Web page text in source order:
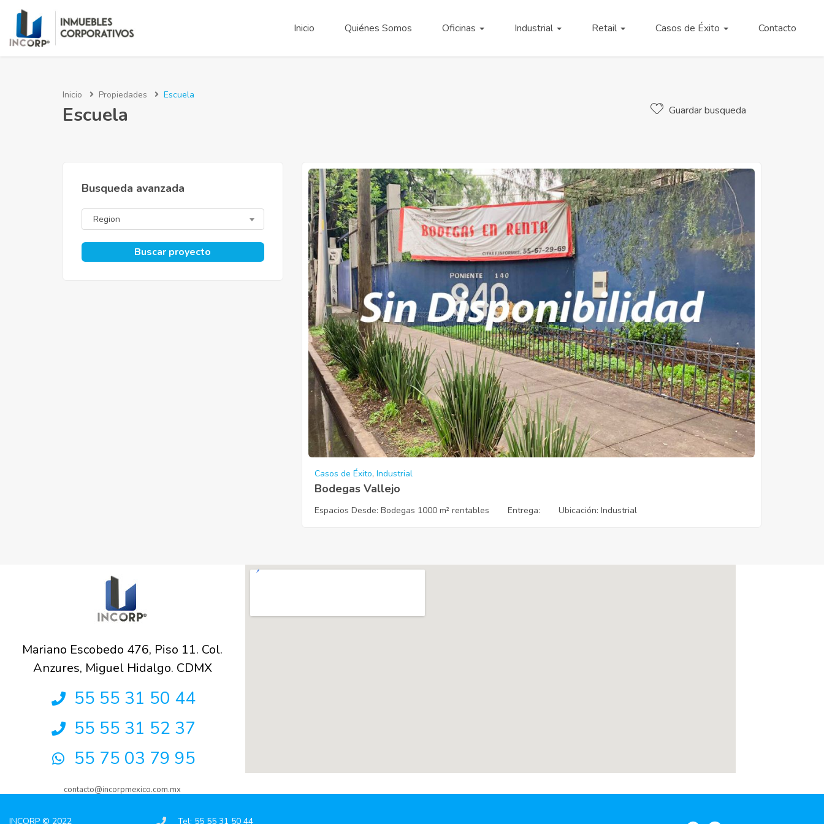
Inicio Quiénes Somos Oficinas Industrial Retail Casos de Éxito Contacto
Inicio Propiedades Escuela
Escuela Guardar busqueda
Busqueda avanzada
Region
Buscar proyecto
Casos de Éxito, Industrial
Bodegas Vallejo
Espacios Desde: Bodegas 1000 m² rentables Entrega: Ubicación: Industrial
Mariano Escobedo 476, Piso 11. Col.
Anzures, Miguel Hidalgo. CDMX
55 55 31 50 44
55 55 31 52 37
55 75 03 79 95
contacto@incorpmexico.com.mx
INCORP © 2022 Tel: 55 55 31 50 44